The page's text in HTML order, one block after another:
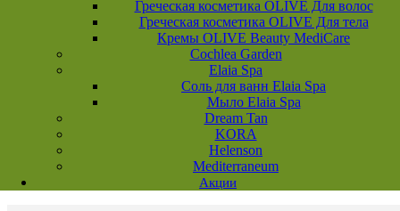
Греческая косметика OLIVE Для волос
Греческая косметика OLIVE Для тела
Кремы OLIVE Beauty MediCare
Cochlea Garden
Elaia Spa
Соль для ванн Elaia Spa
Мыло Elaia Spa
Dream Tan
KORA
Helenson
Mediterraneum
Акции